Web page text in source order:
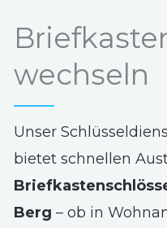
wechseln
Unser
bietet schnellen
Berg – ob in